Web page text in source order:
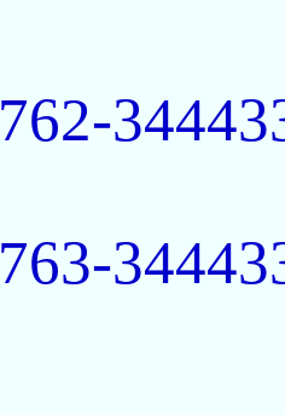
762-
763-